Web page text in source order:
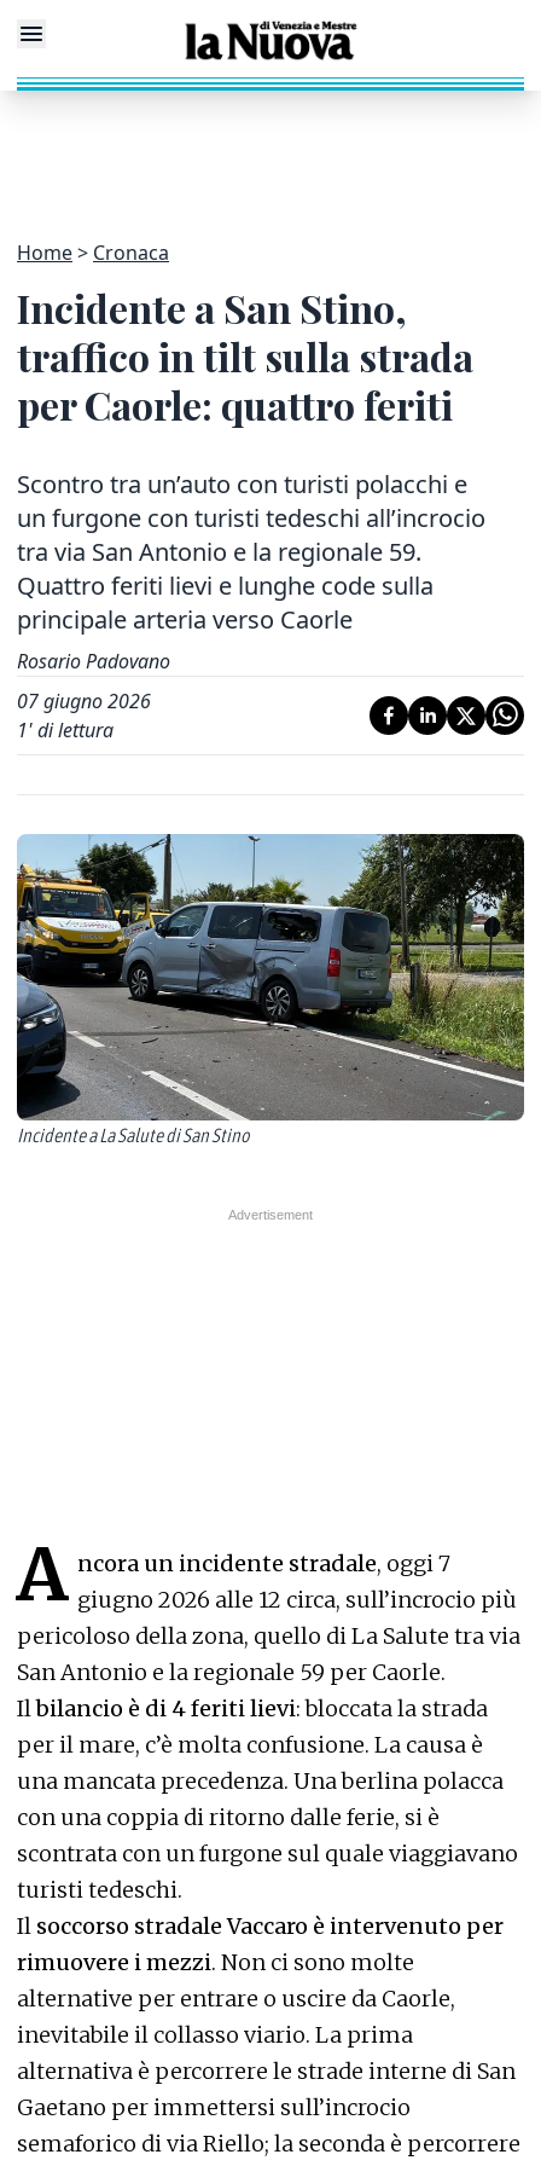
Home Cronaca
Incidente a San Stino,
traffico in tilt sulla strada
per Caorle: quattro feriti
Scontro tra un’auto con turisti polacchi e
un furgone con turisti tedeschi all’incrocio
tra via San Antonio e la regionale 59.
Quattro feriti lievi e lunghe code sulla
principale arteria verso Caorle
Rosario Padovano
07 giugno 2026
1' di lettura
Incidente a La Salute di San Stino
A ncora un incidente stradale, oggi 7
giugno 2026 alle 12 circa, sull’incrocio più
pericoloso della zona, quello di La Salute tra via
San Antonio e la regionale 59 per Caorle.
Ilbilancio è di 4 feriti lievi: bloccata la strada
per il mare, c’è molta confusione. La causa è
una mancata precedenza. Una berlina polacca
con una coppia di ritorno dalle ferie, si è
scontrata con un furgone sul quale viaggiavano
turisti tedeschi.
Il soccorso stradale Vaccaro è intervenuto per
rimuovere i mezzi. Non ci sono molte
alternative per entrare o uscire da Caorle,
inevitabile il collasso viario. La prima
alternativa è percorrere le strade interne di San
Gaetano per immettersi sull’incrocio
semaforico di via Riello; la seconda è percorrere